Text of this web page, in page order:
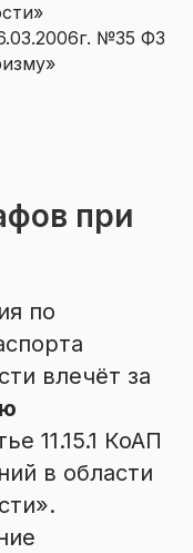
№35 ФЗ
при
по
влечёт за
11.15.1 КоАП
в области